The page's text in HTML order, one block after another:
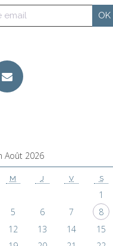
Août 2026
M J V S
1
5 6 7
8
12 13 14
15